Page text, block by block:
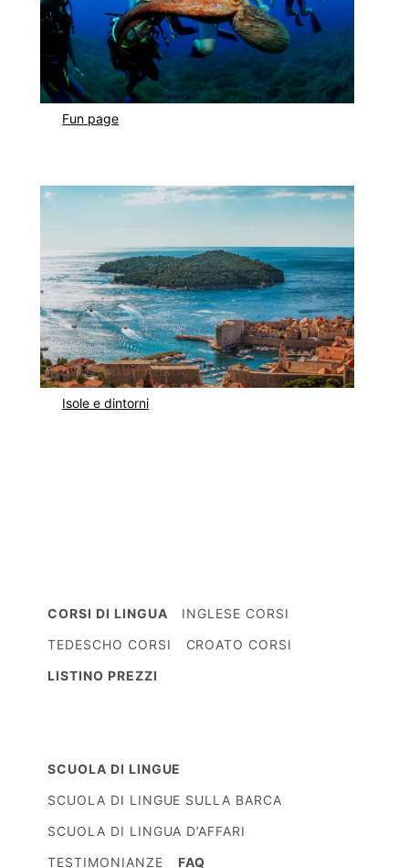
Fun page
Isole e dintorni
CORSI DI LINGUA
INGLESE CORSI
TEDESCHO CORSI
CROATO CORSI
LISTINO PREZZI
SCUOLA DI LINGUE
SCUOLA DI LINGUE SULLA BARCA
SCUOLA DI LINGUA D’AFFARI
TESTIMONIANZE
FAQ